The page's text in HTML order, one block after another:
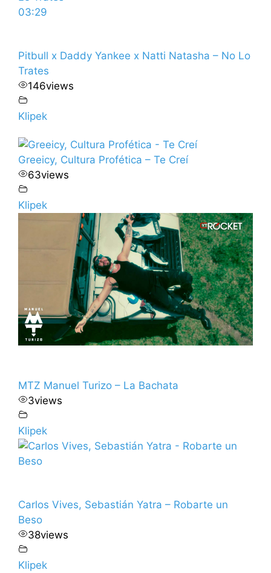
03:29
Pitbull x Daddy Yankee x Natti Natasha – No Lo
Trates
146views
Klipek
Greeicy, Cultura Profética – Te Creí
63views
Klipek
MTZ Manuel Turizo – La Bachata
3views
Klipek
Carlos Vives, Sebastián Yatra – Robarte un
Beso
38views
Klipek